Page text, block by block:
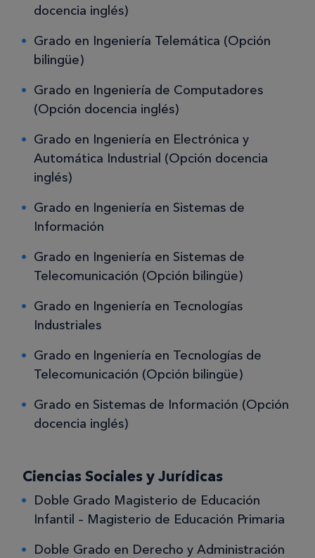
docencia inglés)
Grado en Ingeniería Telemática (Opción
bilingüe)
Grado en Ingeniería de Computadores
(Opción docencia inglés)
Grado en Ingeniería en Electrónica y
Automática Industrial (Opción docencia
inglés)
Grado en Ingeniería en Sistemas de
Información
Grado en Ingeniería en Sistemas de
Telecomunicación (Opción bilingüe)
Grado en Ingeniería en Tecnologías
Industriales
Grado en Ingeniería en Tecnologías de
Telecomunicación (Opción bilingüe)
Grado en Sistemas de Información (Opción
docencia inglés)
Ciencias Sociales y Jurídicas
Doble Grado Magisterio de Educación
Infantil – Magisterio de Educación Primaria
Doble Grado en Derecho y Administración